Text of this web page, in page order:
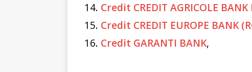
Credit CREDIT AGRICOLE
Credit CREDIT EUROPE BANK
Credit GARANTI BANK,